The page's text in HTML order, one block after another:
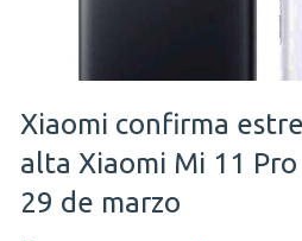
Xiaomi confirma
alta Xiaomi Mi 11
29 de marzo